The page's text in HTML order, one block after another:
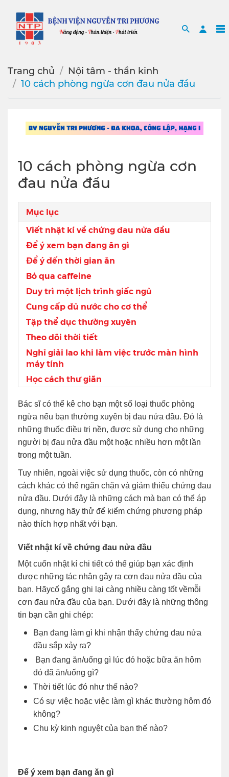
Search
Trang chủ
Nội tâm - thần kinh
10 cách phòng ngừa cơn đau nửa đầu
10 cách phòng ngừa cơn
đau nửa đầu
Mục lục
Viết nhật kí về chứng đau nửa đầu
Để ý xem bạn đang ăn gì
Để ý đến thời gian ăn
Bỏ qua caffeine
Duy trì một lịch trình giấc ngủ
Cung cấp đủ nước cho cơ thể
Tập thể dục thường xuyên
Theo dõi thời tiết
Nghỉ giải lao khi làm việc trước màn hình
máy tính
Học cách thư giãn
Bác sĩ có thể kê cho bạn một số loại thuốc phòng
ngừa nếu bạn thường xuyên bị đau nửa đầu. Đó là
những thuốc điều trị nền, được sử dụng cho những
người bị đau nửa đầu một hoặc nhiều hơn một lần
trong một tuần.
Tuy nhiên, ngoài việc sử dụng thuốc, còn có những
cách khác có thể ngăn chặn và giảm thiểu chứng đau
nửa đầu. Dưới đây là những cách mà bạn có thể áp
dụng, nhưng hãy thử để kiểm chứng phương pháp
nào thích hợp nhất với bạn.
Viết nhật kí về chứng đau nửa đầu
Một cuốn nhật kí chi tiết có thể giúp bạn xác định
được những tác nhân gây ra cơn đau nửa đầu của
bạn. Hãycố gắng ghi lại càng nhiều càng tốt vềmỗi
cơn đau nửa đầu của bạn. Dưới đây là những thông
tin bạn cần ghi chép:
Bạn đang làm gì khi nhận thấy chứng đau nửa
đầu sắp xảy ra?
Bạn đang ăn/uống gì lúc đó hoặc bữa ăn hôm
đó đã ăn/uống gì?
Thời tiết lúc đó như thế nào?
Có sự việc hoặc việc làm gì khác thường hôm đó
không?
Chu kỳ kinh nguyệt của bạn thế nào?
Để ý xem bạn đang ăn gì